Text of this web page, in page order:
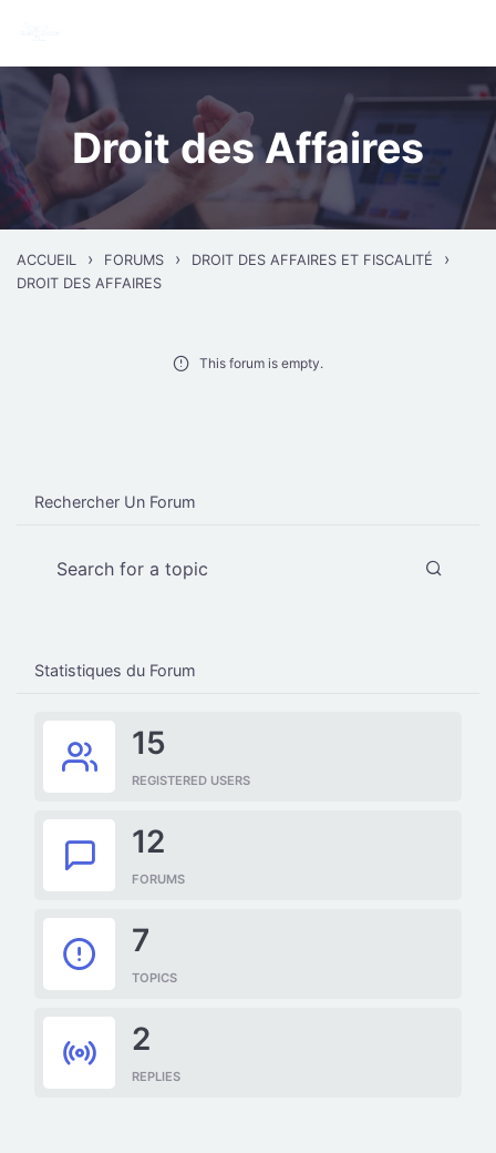
Skip to main content
Droit des Affaires
ACCUEIL › FORUMS › DROIT DES AFFAIRES ET FISCALITÉ ›
DROIT DES AFFAIRES
This forum is empty.
Rechercher Un Forum
Statistiques du Forum
15
REGISTERED USERS
12
FORUMS
7
TOPICS
2
REPLIES